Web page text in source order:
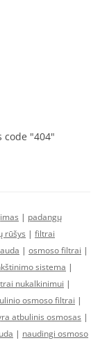
code "404"
| padangų
rūšys | filtrai
| osmoso filtrai |
sistema |
nukalkinimui |
osmoso filtrai |
atbulinis osmosas |
| naudingi osmoso